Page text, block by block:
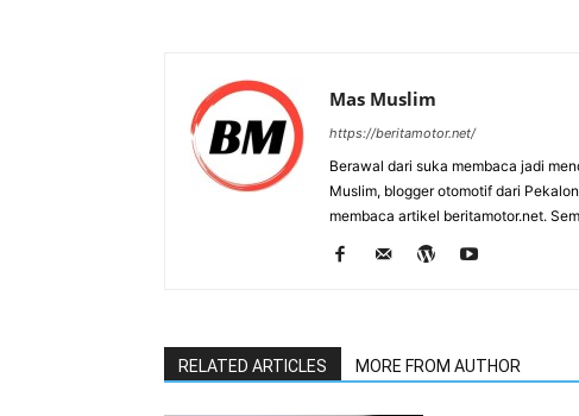
Mas Muslim
https://beritamotor.net/
Berawal dari suka membaca jadi
Muslim, blogger otomotif dari
membaca artikel beritamotor.net.
RELATED ARTICLES MORE FROM AUTHOR